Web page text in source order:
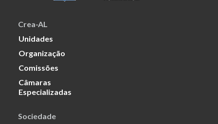
Crea-AL
Unidades
Organização
Comissões
Câmaras
Especializadas
Sociedade